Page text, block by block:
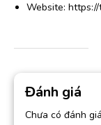
Website:
Đánh giá
Chưa có đánh